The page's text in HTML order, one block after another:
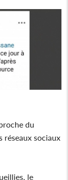
du
réseaux sociaux
le